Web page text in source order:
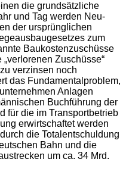
die grundsätzliche
und Tag werden Neu-
der ursprünglichen
zum
Baukostenzuschüsse
Zuschüsse“
verzinsen noch
das Fundamentalproblem,
Anlagen
Buchführung der
für die im Transportbetrieb
erwirtschaftet werden
die Totalentschuldung
Bahn und die
um ca. 34 Mrd.